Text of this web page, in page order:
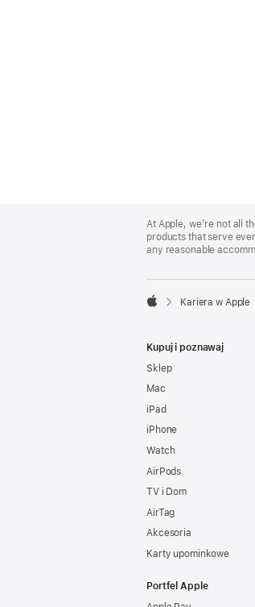
Footer
At Apple, we’re not all
products that serve
any reasonable

Kariera w Apple
Kupuj i poznawaj
Sklep
Mac
iPad
iPhone
Watch
AirPods
TV i Dom
AirTag
Akcesoria
Karty upominkowe
Portfel Apple